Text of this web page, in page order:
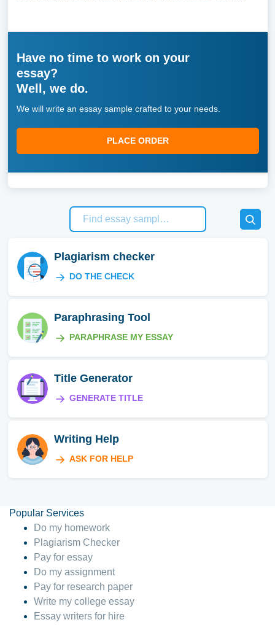
Have no time to work on your
essay?
Well, we do.
We will write an essay sample crafted to your needs.
PLACE ORDER
Plagiarism checker
DO THE CHECK
Paraphrasing Tool
PARAPHRASE MY ESSAY
Title Generator
GENERATE TITLE
Writing Help
ASK FOR HELP
Popular Services
Do my homework
Plagiarism Checker
Pay for essay
Do my assignment
Pay for research paper
Write my college essay
Essay writers for hire